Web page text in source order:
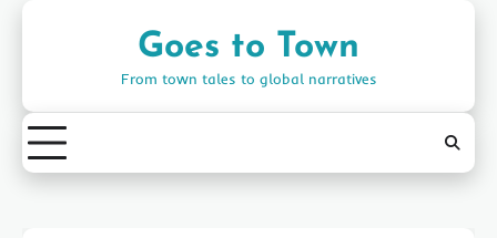
Goes to Town
From town tales to global narratives